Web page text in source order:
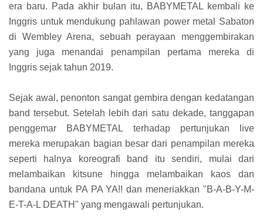
era baru. Pada akhir bulan itu, BABYMETAL kembali ke
Inggris untuk mendukung pahlawan power metal Sabaton
di Wembley Arena, sebuah perayaan menggembirakan
yang juga menandai penampilan pertama mereka di
Inggris sejak tahun 2019.
Sejak awal, penonton sangat gembira dengan kedatangan
band tersebut. Setelah lebih dari satu dekade, tanggapan
penggemar BABYMETAL terhadap pertunjukan live
mereka merupakan bagian besar dari penampilan mereka
seperti halnya koreografi band itu sendiri, mulai dari
melambaikan kitsune hingga melambaikan kaos dan
bandana untuk PA PA YA!! dan meneriakkan "B-A-B-Y-M-
E-T-A-L DEATH" yang mengawali pertunjukan.